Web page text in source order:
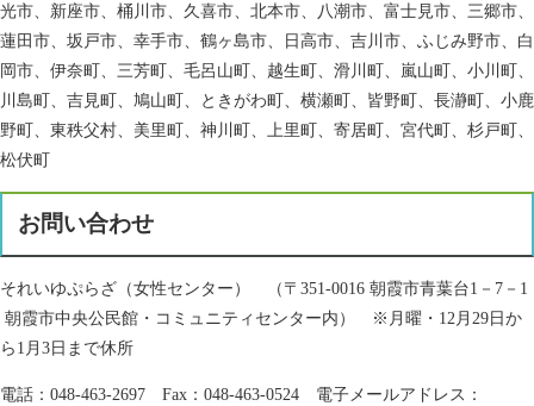
光市、新座市、桶川市、久喜市、北本市、八潮市、富士見市、三郷市、
蓮田市、坂戸市、幸手市、鶴ヶ島市、日高市、吉川市、ふじみ野市、白
岡市、伊奈町、三芳町、毛呂山町、越生町、滑川町、嵐山町、小川町、
川島町、吉見町、鳩山町、ときがわ町、横瀬町、皆野町、長瀞町、小鹿
野町、東秩父村、美里町、神川町、上里町、寄居町、宮代町、杉戸町、
松伏町
お問い合わせ
それいゆぷらざ（女性センター） （〒351-0016 朝霞市青葉台1－7－1
朝霞市中央公民館・コミュニティセンター内） ※月曜・12月29日か
ら1月3日まで休所
電話：048-463-2697 Fax：048-463-0524 電子メールアドレス：